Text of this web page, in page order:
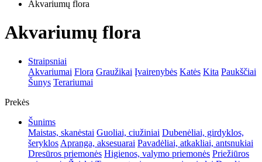
Akvariumų flora
Akvariumų flora
Straipsniai
Akvariumai Flora Graužikai Įvairenybės Katės Kita Paukščiai
Šunys Terariumai
Prekės
Šunims
Maistas, skanėstai Guoliai, ciužiniai Dubenėliai, girdyklos,
šeryklos Apranga, aksesuarai Pavadėliai, atkakliai, antsnukiai
Dresūros priemonės Higienos, valymo priemonės Priežiūros